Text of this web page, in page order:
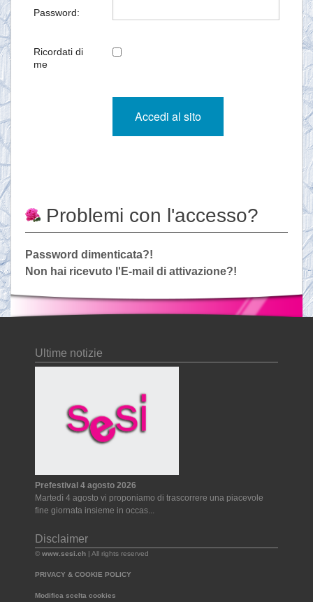
Password:
Ricordati di
me
Problemi con l'accesso?
Password dimenticata?!
Non hai ricevuto l'E-mail di attivazione?!
Ultime notizie
Prefestival 4 agosto 2026
Martedì 4 agosto vi proponiamo di trascorrere una piacevole
fine giornata insieme in occas...
Disclaimer
© www.sesi.ch | All rights reserved
PRIVACY & COOKIE POLICY
Modifica scelta cookies